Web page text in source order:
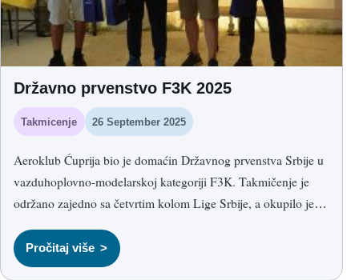
Državno prvenstvo F3K 2025
Takmicenje 26 September 2025
Aeroklub Ćuprija bio je domaćin Državnog prvenstva Srbije u
vazduhoplovno-modelarskoj kategoriji F3K. Takmičenje je
održano zajedno sa četvrtim kolom Lige Srbije, a okupilo je
F3K je disciplina radio-upravljanih jedrilica koje se lansiraju iz
ruke. Modeli se izbacuju rotacionim pokretom, a zatim piloti
Pročitaj više